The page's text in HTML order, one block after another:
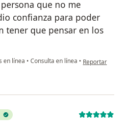
que no me
confianza para poder
tener que pensar en los
en línea • Consulta en línea • en opinión del
Reportar